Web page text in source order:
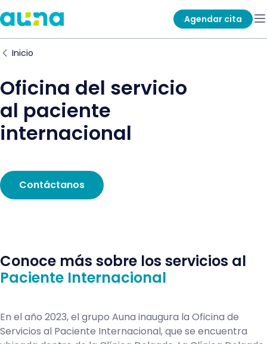
Agendar cita
Inicio
Oficina del servicio
al paciente
internacional
Contáctanos
Conoce más sobre los servicios al
Paciente Internacional
En el año 2023, el grupo Auna inaugura la Oficina de
Servicios al Paciente Internacional, que se encuentra